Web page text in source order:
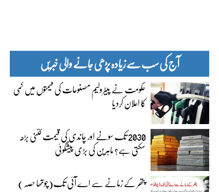
آج کی سب سے زیادہ پڑھی جانے والی خبریں
حکومت نے پیٹرولیم مصنوعات کی قیمتوں میں کمی
کا اعلان کردیا
2030 تک سونے اور چاندی کی قیمت کتنی بڑھ
سکتی ہے؟ ماہرین کی بڑی پیشگوئی
پتھر کے زمانے سے اے آئی تک(چوتھا حصہ)